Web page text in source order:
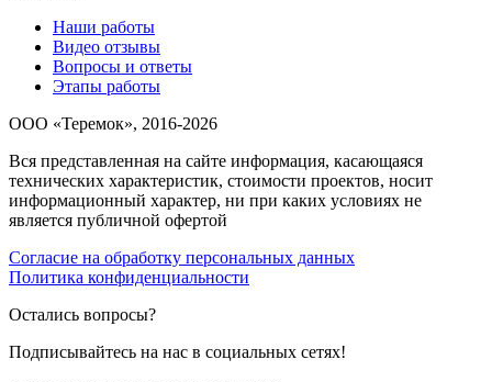
Наши работы
Видео отзывы
Вопросы и ответы
Этапы работы
ООО «Теремок», 2016-2026
Вся представленная на сайте информация, касающаяся
технических характеристик, стоимости проектов, носит
информационный характер, ни при каких условиях не
является публичной офертой
Согласие на обработку персональных данных
Политика конфиденциальности
Остались вопросы?
Подписывайтесь на нас в социальных сетях!